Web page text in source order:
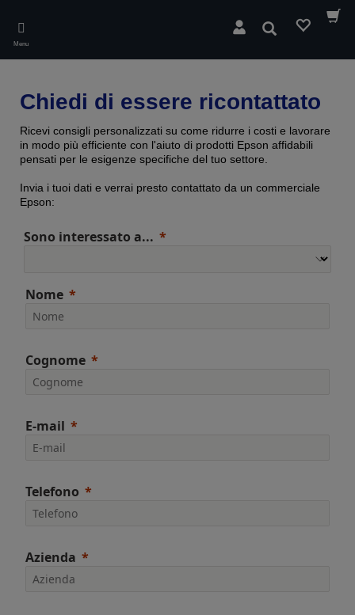
main
content
Menu
Cerca
Chiedi di essere ricontattato
Ricevi consigli personalizzati su come ridurre i costi e lavorare
in modo più efficiente con l'aiuto di prodotti Epson affidabili
pensati per le esigenze specifiche del tuo settore.
Invia i tuoi dati e verrai presto contattato da un commerciale
Epson:
Sono interessato a...
Nome
Cognome
E-mail
Telefono
Azienda